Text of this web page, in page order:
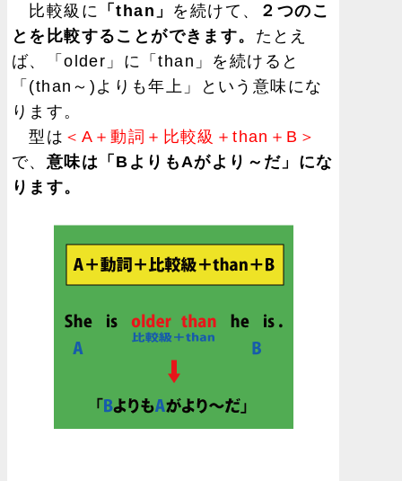
比較級に 「than」 を続けて、
２つのこ
とを比較することができます。 たとえ
ば、「older」に「than」を続けると
「(than～)よりも年上」という意味にな
ります。
型は ＜A＋動詞＋比較級＋than＋B＞
で、 意味は「BよりもAがより～だ」にな
ります。